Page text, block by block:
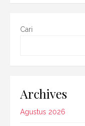
Cari
Archives
Agustus 2026